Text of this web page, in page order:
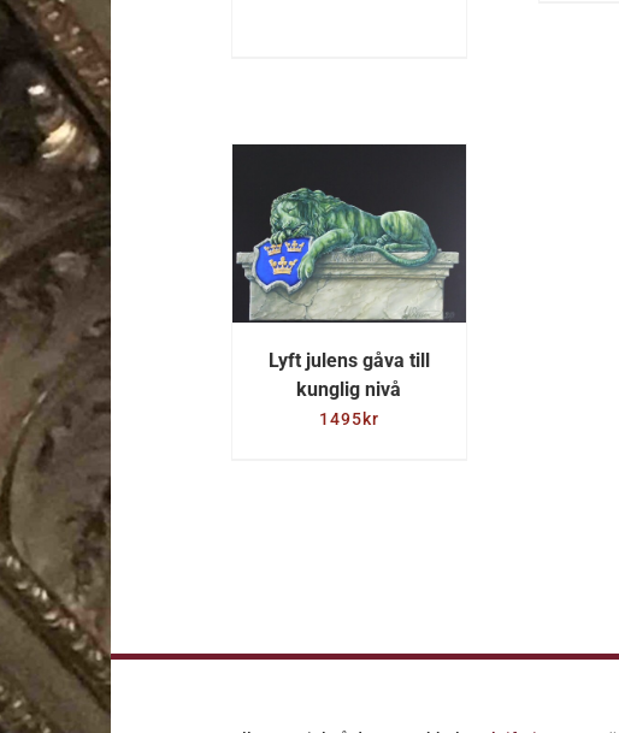
LÄGG TILL I
VARUKORG
DETALJER
Lyft julens gåva till
kunglig nivå
1495kr